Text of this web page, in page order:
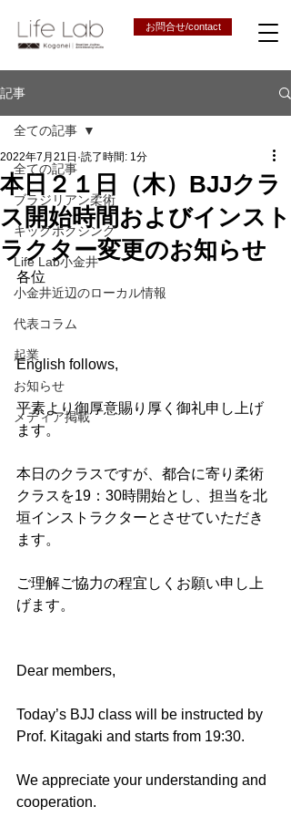
お問合せ/contact
記事
全ての記事
ブラジリアン柔術
キックボクシング
Life Lab小金井
小金井近辺のローカル情報
代表コラム
起業
お知らせ
メディア掲載
全ての記事
本日２１日（木）BJJクラ
ス開始時間およびインスト
ラクター変更のお知らせ
2022年7月21日 読了時間: 1分
各位
English follows,
平素より御厚意賜り厚く御礼申し上げ
ます。
本日のクラスですが、都合に寄り柔術
クラスを19：30時開始とし、担当を北
垣インストラクターとさせていただき
ます。
ご理解ご協力の程宜しくお願い申し上
げます。
Dear members,
Today’s BJJ class will be instructed by
Prof. Kitagaki and starts from 19:30.
We appreciate your understanding and
cooperation.